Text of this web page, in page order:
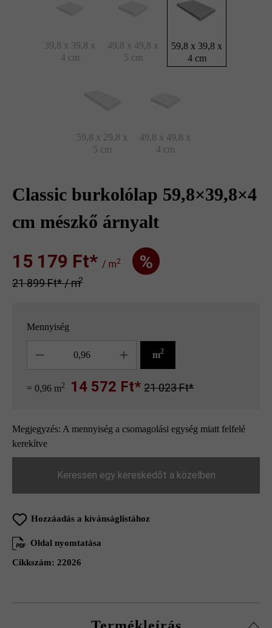
39,8 x 39,8 x
4 cm
49,8 x 49,8 x
5 cm
59,8 x 39,8 x
4 cm
59,8 x 29,8 x
5 cm
49,8 x 49,8 x
4 cm
Classic burkolólap 59,8×39,8×4
cm mészkő árnyalt
15 179 Ft‎‎‎* / m2 %
21 899 Ft‎‎‎* / m2
Mennyiség
m2
= 0,96 m2 14 572 Ft* 21 023 Ft*
Megjegyzés: A mennyiség a csomagolási egység miatt felfelé
kerekítve
Keressen egy kereskedőt a közelben
Hozzáadás a kívánságlistához
Oldal nyomtatása
Cikkszám: 22026